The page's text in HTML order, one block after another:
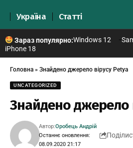
Україна Статті
Зараз популярно:Windows 12
iPhone 18
Головна » Знайдено джерело вірусу Petya
UNCATEGORIZED
Знайдено джерело
Останнє оновлення:
08.09.2020 21:17
Автор:Оробець Андрій